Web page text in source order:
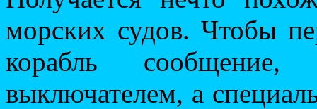
морских судов. Чтобы
корабль
выключателем, а